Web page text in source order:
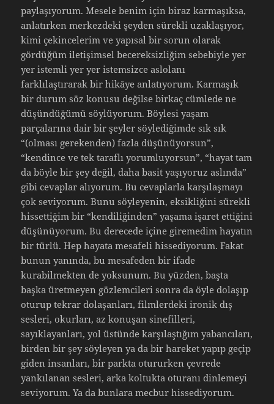
paylaşıyorum. Mesele benim için biraz karmaşıksa,
anlatırken merkezdeki şeyden sürekli uzaklaşıyor,
kimi çekincelerim ve yapısal bir sorun olarak
gördüğüm iletişimsel becereksizliğim sebebiyle yer
yer istemli yer yer istemsizce aslolanı
farklılaştırarak bir hikâye anlatıyorum. Karmaşık
bir durum söz konusu değilse birkaç cümlede ne
düşündüğümü söylüyorum. Böylesi yaşam
parçalarına dair bir şeyler söylediğimde sık sık
“(olması gerekenden) fazla düşünüyorsun”,
“kendince ve tek taraflı yorumluyorsun”, “hayat tam
da böyle bir şey değil, daha basit yaşıyoruz aslında”
gibi cevaplar alıyorum. Bu cevaplarla karşılaşmayı
çok seviyorum. Bunu söyleyenin, eksikliğini sürekli
hissettiğim bir “kendiliğinden” yaşama işaret ettiğini
düşünüyorum. Bu derecede içine giremedim hayatın
bir türlü. Hep hayata mesafeli hissediyorum. Fakat
bunun yanında, bu mesafeden bir ifade
kurabilmekten de yoksunum. Bu yüzden, başta
başka üretmeyen gözlemcileri sonra da öyle dolaşıp
oturup tekrar dolaşanları, filmlerdeki ironik dış
sesleri, okurları, az konuşan sinefilleri,
sayıklayanları, yol üstünde karşılaştığım yabancıları,
birden bir şey söyleyen ya da bir hareket yapıp geçip
giden insanları, bir parkta otururken çevrede
yankılanan sesleri, arka koltukta oturanı dinlemeyi
seviyorum. Ya da bunlara mecbur hissediyorum.